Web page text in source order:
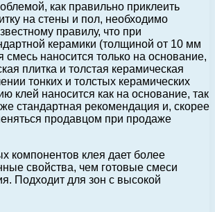
как правильно приклеить
на стены и пол, необходимо
правилу, что при
керамики (толщиной от 10 мм
смесь наносится только на основание,
плитка и толстая керамическая
тонких и толстых керамических
клей наносится как на основание, так
стандартная рекомендация и, скорее
продавцом при продаже
компонентов клея дает более
свойства, чем готовые смеси
Подходит для зон с высокой